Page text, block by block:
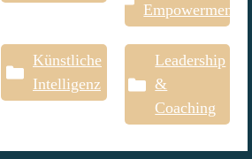
Empowerment
Künstliche
Intelligenz
Leadership
&
Coaching